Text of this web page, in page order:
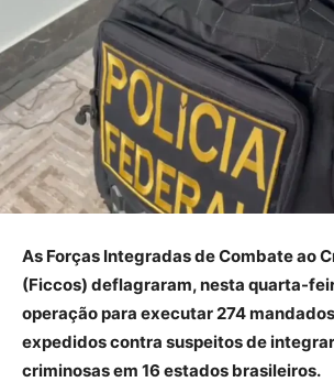
As Forças Integradas de Combate ao
(Ficcos) deflagraram, nesta quarta-
operação para executar 274
expedidos contra suspeitos de
criminosas em 16 estados brasileiros.